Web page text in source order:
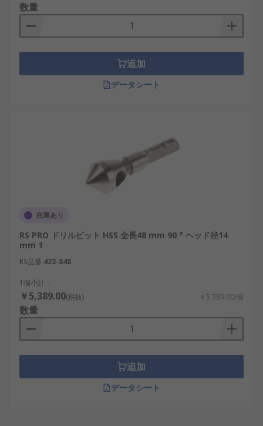
数量
追加
データシート
在庫あり
RS PRO ドリルビット HSS 全長48 mm 90 ° ヘッド径14
mm 1
RS品番 423-848
1個小計：
￥5,389.00(税抜) ￥5,389.00/個
数量
追加
データシート